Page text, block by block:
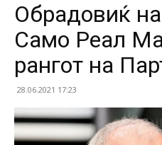
Обрадовиќ
Само Реал
рангот на
28.06.2021 17:23